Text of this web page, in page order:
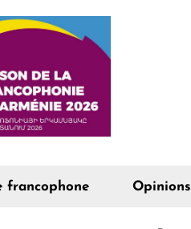
francophone Opinions